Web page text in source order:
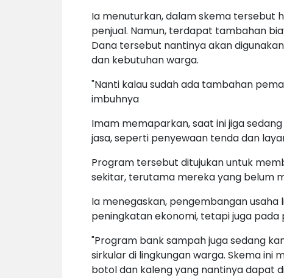
Ia menuturkan, dalam skema tersebut
penjual. Namun, terdapat tambahan
Dana tersebut nantinya akan
dan kebutuhan warga.
"Nanti kalau sudah ada tambahan
imbuhnya
Imam memaparkan, saat ini jiga
jasa, seperti penyewaan tenda dan
Program tersebut ditujukan untuk
sekitar, terutama mereka yang belum
Ia menegaskan, pengembangan
peningkatan ekonomi, tetapi juga
"Program bank sampah juga sedang
sirkular di lingkungan warga. Skema
botol dan kaleng yang nantinya dapat